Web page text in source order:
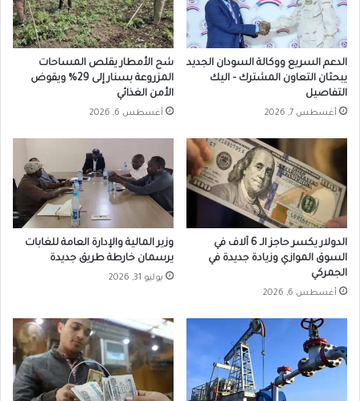
الدعم السريع ووكالة السودان الجديد
يبحثان التعاون المشترك – اليك
التفاصيل
أغسطس 7, 2026
شح الأمطار يقلص المساحات
المزروعة بسنار إلى 29% ويقوض
الأمن الغذائي
أغسطس 6, 2026
الدولار يكسر حاجز الـ 6 آلاف في
السوق الموازي وزيادة جديدة في
الجمركي
أغسطس 6, 2026
وزير المالية والإدارة العامة للغابات
يرسمان خارطة طريق جديدة
يوليو 31, 2026